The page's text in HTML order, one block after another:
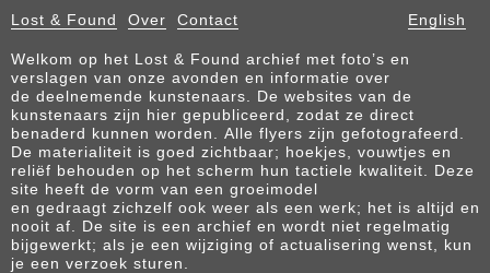
Lost & Found Over Contact English
Welkom op het Lost & Found archief met foto’s en
verslagen van onze avonden en informatie over
de deelnemende kunstenaars. De websites van de
kunstenaars zijn hier gepubliceerd, zodat ze direct
benaderd kunnen worden. Alle flyers zijn gefotografeerd.
De materialiteit is goed zichtbaar; hoekjes, vouwtjes en
reliëf behouden op het scherm hun tactiele kwaliteit. Deze
site heeft de vorm van een groeimodel
en gedraagt zichzelf ook weer als een werk; het is altijd en
nooit af. De site is een archief en wordt niet regelmatig
bijgewerkt; als je een wijziging of actualisering wenst, kun
je een verzoek sturen.